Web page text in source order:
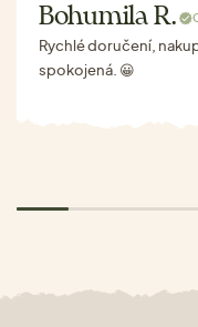
Bohumila R.
Rychlé doručení,
spokojená. 😀